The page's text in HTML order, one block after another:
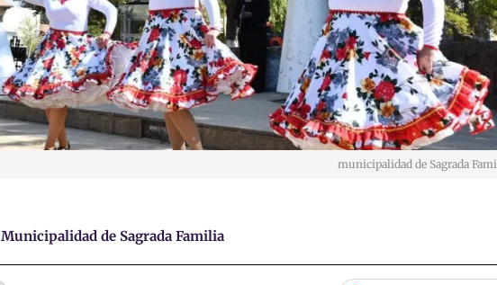
municipalidad de Sagrada
Municipalidad de Sagrada Familia